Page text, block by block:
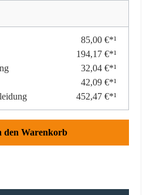
85,00 €*¹
194,17 €*¹
32,04 €*¹
42,09 €*¹
452,47 €*¹
benutze die Schaltflächen um die Anzahl
den Warenkorb